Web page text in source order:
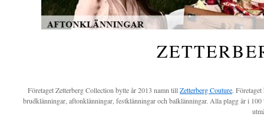
Företaget Zetterberg Collection bytte år 2013 namn tillZetterberg Couture.
brudklänningar, aftonklänningar, festklänningar och balklänningar. Alla plagg är i